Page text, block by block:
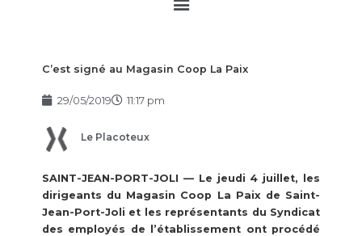
C’est signé au Magasin Coop La Paix
29/05/2019 11:17 pm
Le Placoteux
SAINT-JEAN-PORT-JOLI — Le jeudi 4 juillet, les
dirigeants du Magasin Coop La Paix de Saint-
Jean-Port-Joli et les représentants du Syndicat
des employés de l’établissement ont procédé